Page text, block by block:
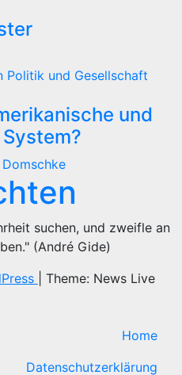
Politik und Gesellschaft
und
suchen, und zweifle an
(André Gide)
Theme: News Live
Home
Datenschutzerklärung